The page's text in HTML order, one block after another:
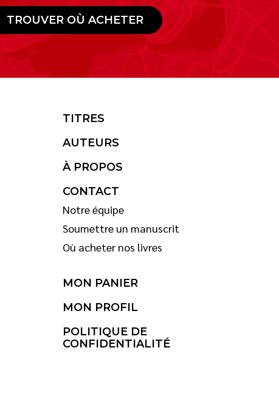
TROUVER OÙ ACHETER
TITRES
AUTEURS
À PROPOS
CONTACT
Notre équipe
Soumettre un manuscrit
Où acheter nos livres
MON PANIER
MON PROFIL
POLITIQUE DE
CONFIDENTIALITÉ